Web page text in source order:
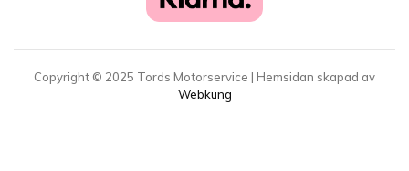
Copyright © 2025 Tords Motorservice | Hemsidan skapad av
Webkung